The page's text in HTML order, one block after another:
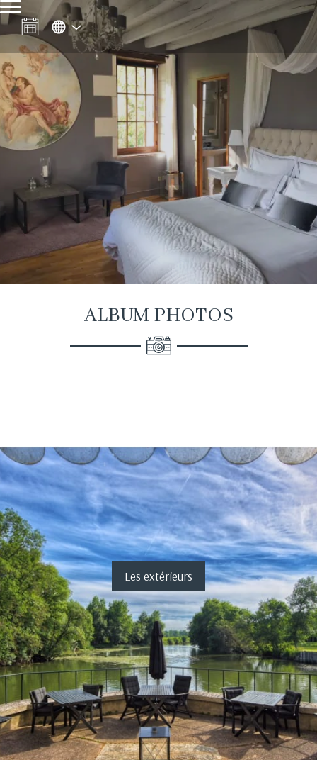
ALBUM PHOTOS
Les extérieurs